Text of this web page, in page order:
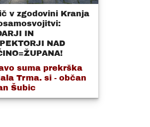
v zgodovini Kranja
IN
NAD
suma prekrška
Trma. si - občan
Šubic